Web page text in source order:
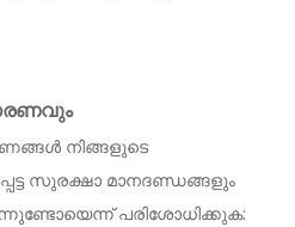
നിങ്ങളുടെ
സുരക്ഷാ മാനദണ്ഡങ്ങളും
പരിശോധിക്കുക: